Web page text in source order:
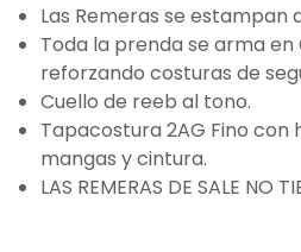
Las Remeras se estampan
Toda la prenda se arma
reforzando costuras de
Cuello de reeb al tono.
Tapacostura 2AG Fino con
mangas y cintura.
LAS REMERAS DE SALE NO